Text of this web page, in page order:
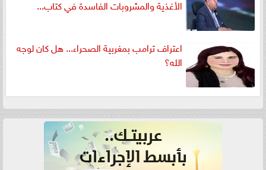
الأغذية والمشروبات الفاسدة في كتاب...
اعتراف ترامب بمغربية الصحراء... هل كان لوجه
الله؟